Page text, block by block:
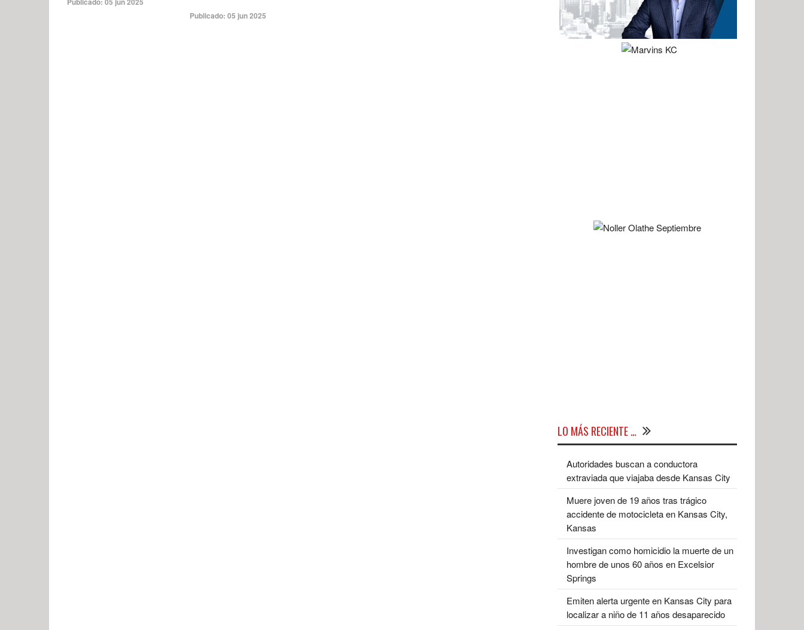
Publicado: 05 jun 2025
LO MÁS RECIENTE …
Autoridades buscan a conductora
extraviada que viajaba desde Kansas City
Muere joven de 19 años tras trágico
accidente de motocicleta en Kansas City,
Kansas
Investigan como homicidio la muerte de un
hombre de unos 60 años en Excelsior
Springs
Emiten alerta urgente en Kansas City para
localizar a niño de 11 años desaparecido